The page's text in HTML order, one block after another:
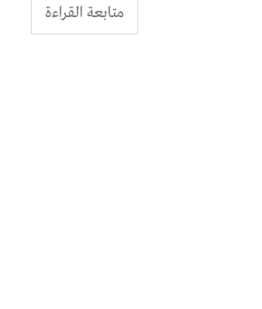
متابعة القراءة